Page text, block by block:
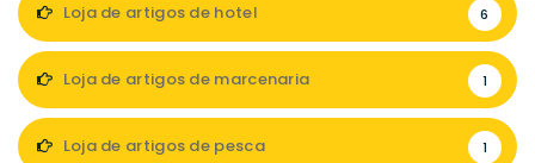
Loja de artigos de hotel 6
Loja de artigos de marcenaria 1
Loja de artigos de pesca 1